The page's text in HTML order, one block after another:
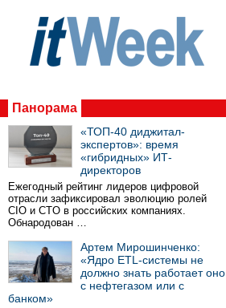
Панорама
«ТОП-40 диджитал-
экспертов»: время
«гибридных» ИТ-
директоров
Ежегодный рейтинг лидеров цифровой
отрасли зафиксировал эволюцию ролей
CIO и CTO в российских компаниях.
Обнародован …
Артем Мирошинченко:
«Ядро ETL-системы не
должно знать работает оно
с нефтегазом или с
банком»